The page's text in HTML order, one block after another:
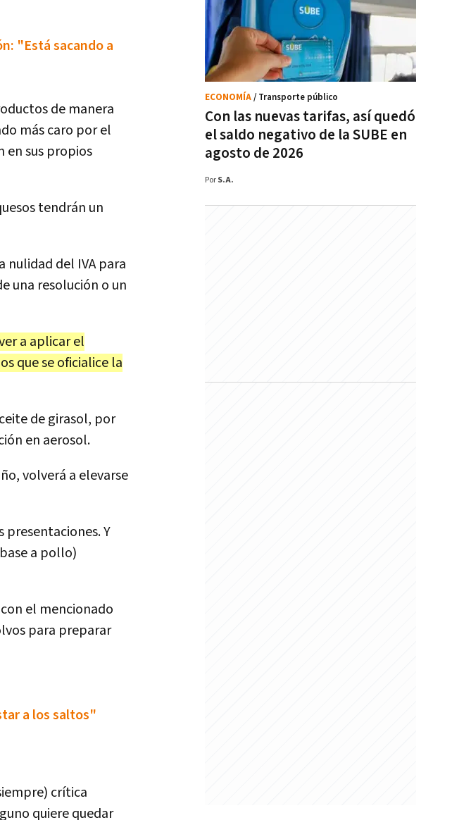
"Está sacando a
de manera
más caro por el
en sus propios
tendrán un
nulidad del IVA para
una resolución o un
a aplicar el
que se oficialice la
de girasol, por
en aerosol.
volverá a elevarse
presentaciones. Y
a pollo)
el mencionado
para preparar
a los saltos"
crítica
quiere quedar
Con las nuevas tarifas, así quedó
el saldo negativo de la SUBE en
agosto de 2026
ECONOMÍA/ Transporte público
Por S.A.